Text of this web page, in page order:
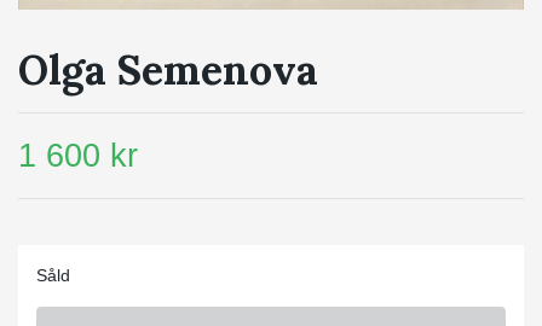
Olga Semenova
1 600 kr
Såld